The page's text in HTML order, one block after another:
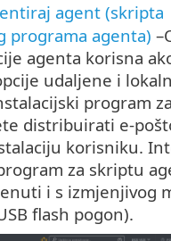
agent (skripta
programa agenta)
agenta korisna
udaljene i
program
distribuirati e-
korisniku.
za skriptu
i s izmjenjivog
flash pogon).